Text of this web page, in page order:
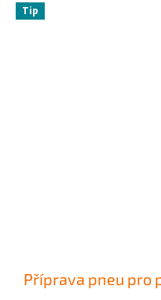
Tip
Příprava pneu pro